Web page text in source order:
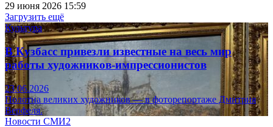
29 июня 2026 15:59
Загрузить ещё
Культура
В Кузбасс привезли известные на весь мир
работы художников-импрессионистов
23.06.2026
Полотна великих художников — в фоторепортаже Дмитрия
Верфеля.
Новости СМИ2